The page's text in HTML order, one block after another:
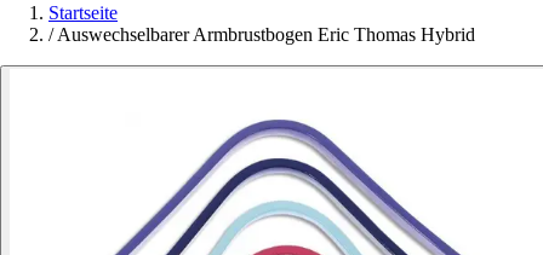
Startseite
/ Auswechselbarer Armbrustbogen Eric Thomas Hybrid